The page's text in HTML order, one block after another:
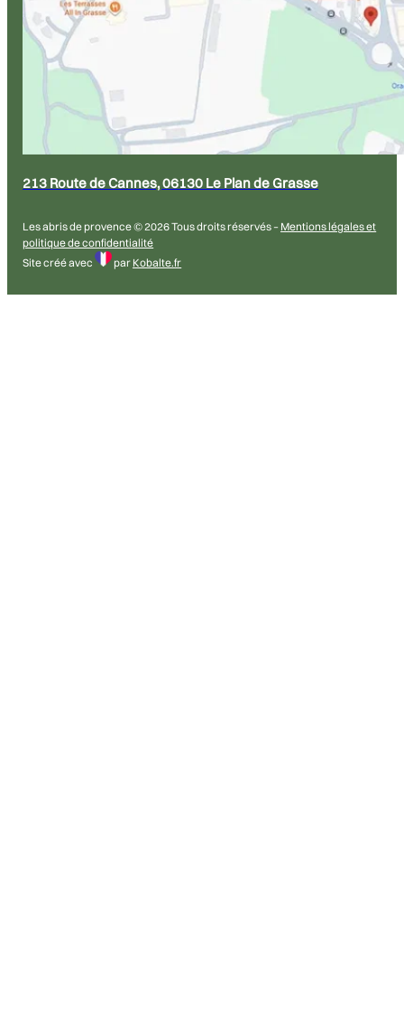
213 Route de Cannes, 06130 Le Plan de Grasse
Les abris de provence © 2026 Tous droits réservés – Mentions légales et
politique de confidentialité
Site créé avec
par Kobalte.fr